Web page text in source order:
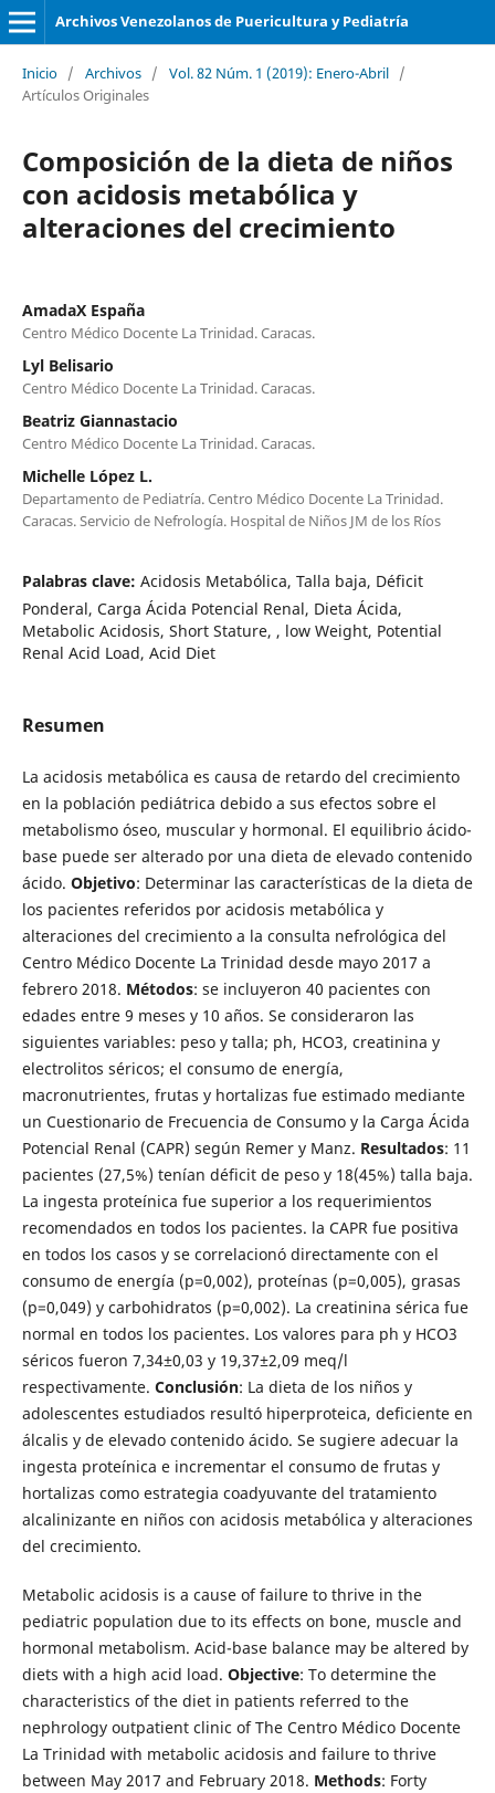
Archivos Venezolanos de Puericultura y Pediatría
Inicio / Archivos / Vol. 82 Núm. 1 (2019): Enero-Abril /
Artículos Originales
Composición de la dieta de niños
con acidosis metabólica y
alteraciones del crecimiento
AmadaX España
Centro Médico Docente La Trinidad. Caracas.
Lyl Belisario
Centro Médico Docente La Trinidad. Caracas.
Beatriz Giannastacio
Centro Médico Docente La Trinidad. Caracas.
Michelle López L.
Departamento de Pediatría. Centro Médico Docente La Trinidad.
Caracas. Servicio de Nefrología. Hospital de Niños JM de los Ríos
Palabras clave: Acidosis Metabólica, Talla baja, Déficit
Ponderal, Carga Ácida Potencial Renal, Dieta Ácida,
Metabolic Acidosis, Short Stature, , low Weight, Potential
Renal Acid Load, Acid Diet
Resumen
La acidosis metabólica es causa de retardo del crecimiento
en la población pediátrica debido a sus efectos sobre el
metabolismo óseo, muscular y hormonal. El equilibrio ácido-
base puede ser alterado por una dieta de elevado contenido
ácido. Objetivo: Determinar las características de la dieta de
los pacientes referidos por acidosis metabólica y
alteraciones del crecimiento a la consulta nefrológica del
Centro Médico Docente La Trinidad desde mayo 2017 a
febrero 2018. Métodos: se incluyeron 40 pacientes con
edades entre 9 meses y 10 años. Se consideraron las
siguientes variables: peso y talla; ph, HCO3, creatinina y
electrolitos séricos; el consumo de energía,
macronutrientes, frutas y hortalizas fue estimado mediante
un Cuestionario de Frecuencia de Consumo y la Carga Ácida
Potencial Renal (CAPR) según Remer y Manz. Resultados: 11
pacientes (27,5%) tenían déficit de peso y 18(45%) talla baja.
La ingesta proteínica fue superior a los requerimientos
recomendados en todos los pacientes. la CAPR fue positiva
en todos los casos y se correlacionó directamente con el
consumo de energía (p=0,002), proteínas (p=0,005), grasas
(p=0,049) y carbohidratos (p=0,002). La creatinina sérica fue
normal en todos los pacientes. Los valores para ph y HCO3
séricos fueron 7,34±0,03 y 19,37±2,09 meq/l
respectivamente. Conclusión: La dieta de los niños y
adolescentes estudiados resultó hiperproteica, deficiente en
álcalis y de elevado contenido ácido. Se sugiere adecuar la
ingesta proteínica e incrementar el consumo de frutas y
hortalizas como estrategia coadyuvante del tratamiento
alcalinizante en niños con acidosis metabólica y alteraciones
del crecimiento.
Metabolic acidosis is a cause of failure to thrive in the
pediatric population due to its effects on bone, muscle and
hormonal metabolism. Acid-base balance may be altered by
diets with a high acid load. Objective: To determine the
characteristics of the diet in patients referred to the
nephrology outpatient clinic of The Centro Médico Docente
La Trinidad with metabolic acidosis and failure to thrive
between May 2017 and February 2018. Methods: Forty